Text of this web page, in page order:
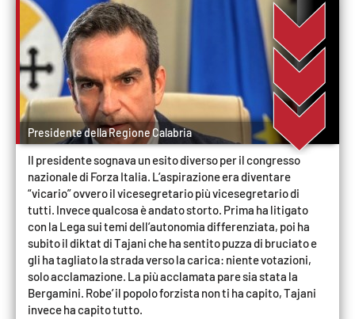
Lactv.it
Laconair.it
Lacitymag.it
Lacapitalenews.it
Ilreggino.it
Cosenzachannel.it
Ilvibonese.it
Catanzarochannel.it
Presidente della Regione Calabria
Il presidente sognava un esito diverso per il congresso
nazionale di Forza Italia. L’aspirazione era diventare
“vicario” ovvero il vicesegretario più vicesegretario di
tutti. Invece qualcosa è andato storto. Prima ha litigato
con la Lega sui temi dell’autonomia differenziata, poi ha
subito il diktat di Tajani che ha sentito puzza di bruciato e
gli ha tagliato la strada verso la carica: niente votazioni,
solo acclamazione. La più acclamata pare sia stata la
Bergamini. Robe’ il popolo forzista non ti ha capito, Tajani
invece ha capito tutto.